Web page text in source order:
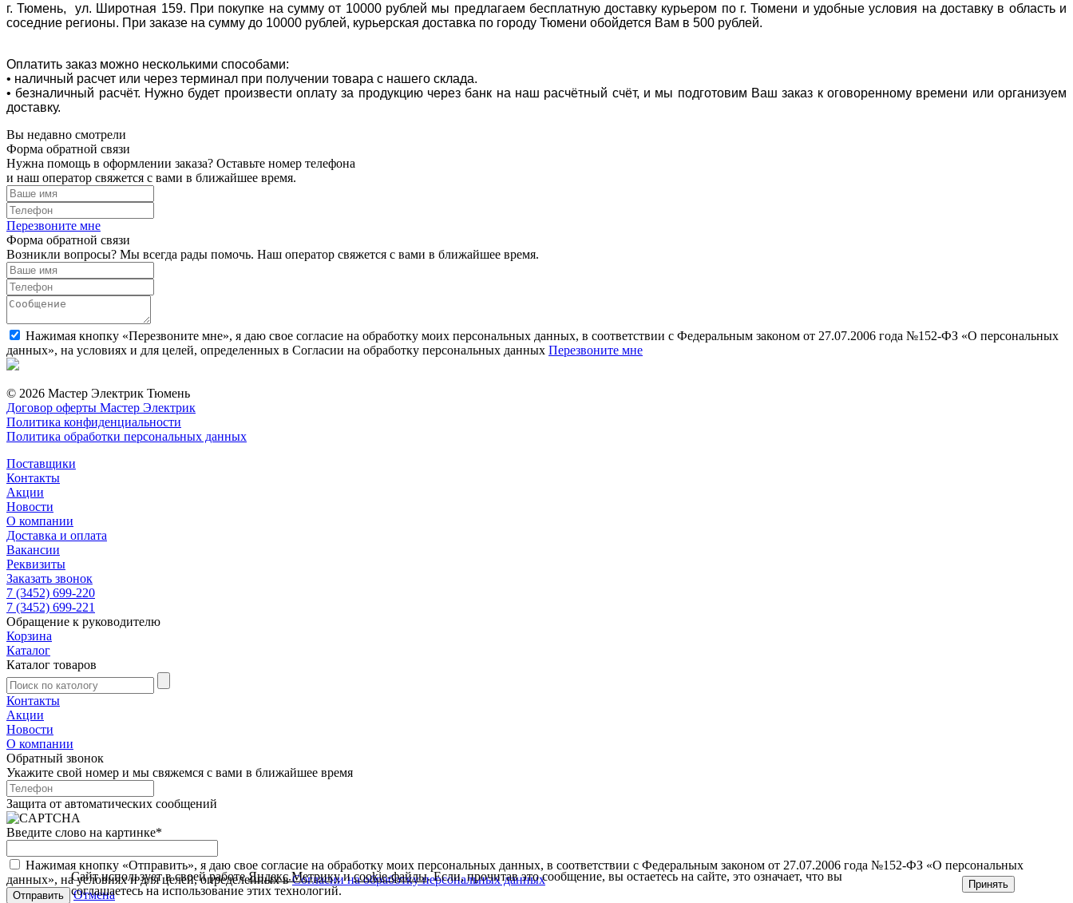
г. Тюмень, ул. Широтная 159. При покупке на сумму от 10000 рублей мы предлагаем бесплатную доставку курьером по г. Тюмени и удобные условия на доставку в область и
соседние регионы. При заказе на сумму до 10000 рублей, курьерская доставка по городу Тюмени обойдется Вам в 500 рублей.
Оплатить заказ можно несколькими способами:
• наличный расчет или через терминал при получении товара с нашего склада.
• безналичный расчёт. Нужно будет произвести оплату за продукцию через банк на наш расчётный счёт, и мы подготовим Ваш заказ к оговоренному времени или организуем
доставку.
Вы недавно смотрели
Форма обратной связи
Нужна помощь в оформлении заказа? Оставьте номер телефона
и наш оператор свяжется с вами в ближайшее время.
Перезвоните мне
Форма обратной связи
Возникли вопросы? Мы всегда рады помочь. Наш оператор свяжется с вами в ближайшее время.
Нажимая кнопку «Перезвоните мне», я даю свое согласие на обработку моих персональных данных, в соответствии с Федеральным законом от 27.07.2006 года №152-ФЗ «О персональных
данных», на условиях и для целей, определенных в Согласии на обработку персональных данных Перезвоните мне
© 2026 Мастер Электрик Тюмень
Договор оферты Мастер Электрик
Политика конфиденциальности
Политика обработки персональных данных
Поставщики
Контакты
Акции
Новости
О компании
Доставка и оплата
Вакансии
Реквизиты
Заказать звонок
7 (3452) 699-220
7 (3452) 699-221
Обращение к руководителю
Корзина
Каталог
Каталог товаров
Контакты
Акции
Новости
О компании
Обратный звонок
Укажите свой номер и мы свяжемся с вами в ближайшее время
Защита от автоматических сообщений
Введите слово на картинке*
Нажимая кнопку «Отправить», я даю свое согласие на обработку моих персональных данных, в соответствии с Федеральным законом от 27.07.2006 года №152-ФЗ «О персональных
данных», на условиях и для целей, определенных вСогласии на обработку персональных данных
Отмена
Сайт использует в своей работеЯндекс.Метрикуиcookie-файлы. Если, прочитав это сообщение, вы остаетесь на сайте, это означает, что вы
соглашаетесь на использование этих технологий.
Принять